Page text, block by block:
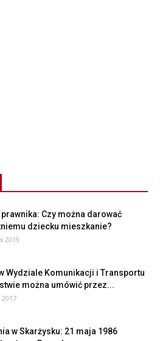
Czy można darować
dziecku mieszkanie?
2019
Wydziale Komunikacji i Transportu
można umówić przez...
w Skarżysku: 21 maja 1986